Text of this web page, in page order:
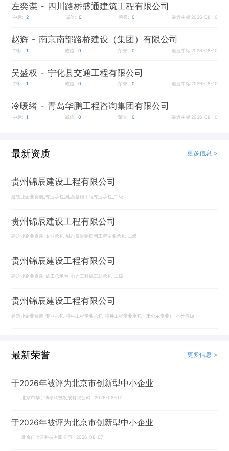
左奕谋 - 四川路桥盛通建筑工程有限公司
中标: 2 诚信: 0 荣誉: 0 最近中标:2026-08-10
赵辉 - 南京南部路桥建设（集团）有限公司
中标: 1 诚信: 0 荣誉: 0 最近中标:2026-08-10
吴盛权 - 宁化县交通工程有限公司
中标: 1 诚信: 0 荣誉: 0 最近中标:2026-08-10
冷暖绪 - 青岛华鹏工程咨询集团有限公司
中标: 1 诚信: 0 荣誉: 0 最近中标:2026-08-10
最新资质 更多信息 >
贵州锦辰建设工程有限公司
建筑业企业资质_专业承包_地基基础工程专业承包_二级
贵州锦辰建设工程有限公司
建筑业企业资质_专业承包_城市及道路照明工程专业承包_二级
贵州锦辰建设工程有限公司
建筑业企业资质_施工总承包_电力工程施工总承包_二级
贵州锦辰建设工程有限公司
建筑业企业资质_专业承包_特种工程专业承包_特种工程专业承包（未公示专业）_不分等级
最新荣誉 更多信息 >
于2026年被评为北京市创新型中小企业
北京市华宇博泰科技发展有限公司 2026-08-07
于2026年被评为北京市创新型中小企业
北京广监云科技有限公司 2026-08-07